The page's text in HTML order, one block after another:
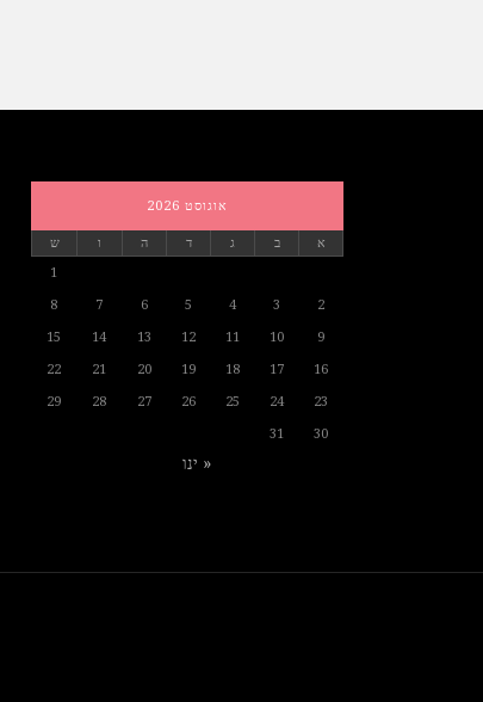
אוגוסט 2026
א ב ג ד ה ו
ש
1
2
3
4
5
6
7
8
9
10
11
12
13
14
15
16
17
18
19
20
21
22
23
24
25
26
27
28
29
30
31
« ינו